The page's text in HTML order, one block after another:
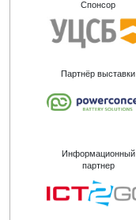
Спонсор
Партнёр выставки
Информационный
партнер